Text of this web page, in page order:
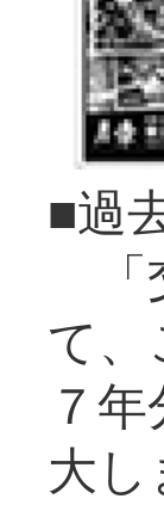
■過
「
て
７
大